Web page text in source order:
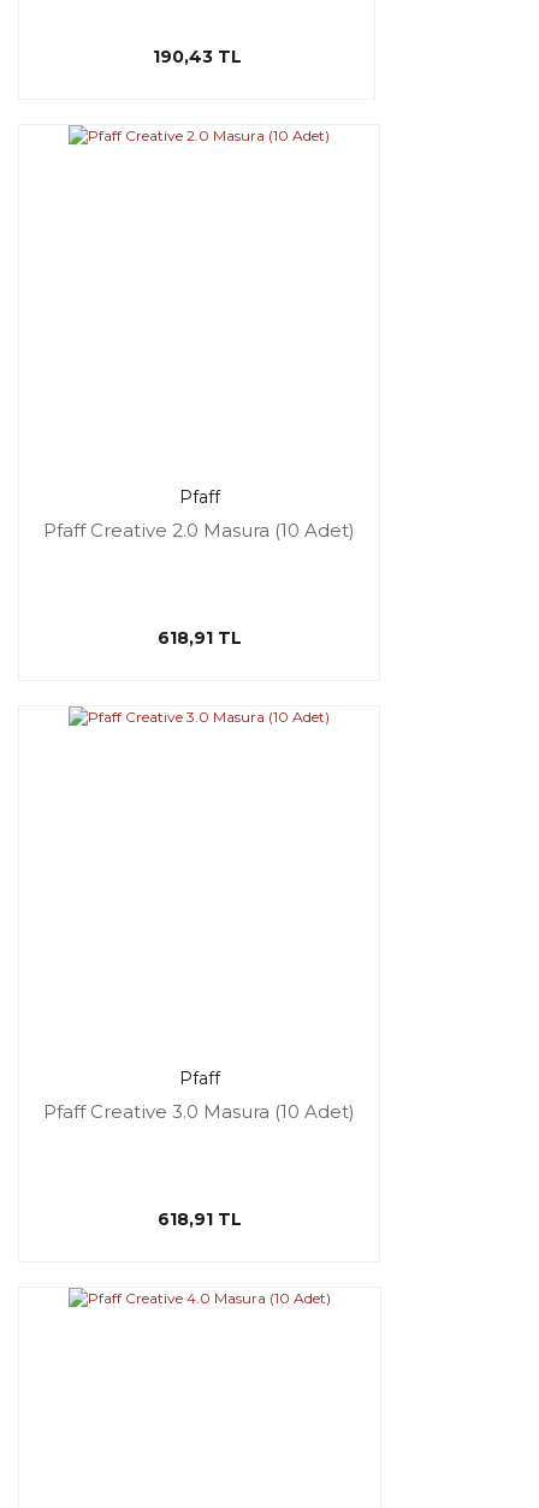
190,43 TL
Pfaff
Pfaff Creative 2.0 Masura (10 Adet)
618,91 TL
Pfaff
Pfaff Creative 3.0 Masura (10 Adet)
618,91 TL